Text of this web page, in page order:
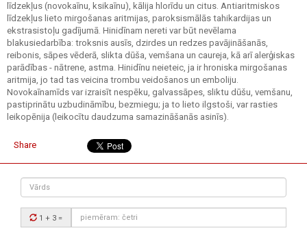
līdzekļus (novokaīnu, ksikaīnu), kālija hlorīdu un citus. Antiaritmiskos
līdzekļus lieto mirgošanas aritmijas, paroksismālās tahikardijas un
ekstrasistoļu gadījumā. Hinidīnam nereti var būt nevēlama
blakusiedarbība: troksnis ausīs, dzirdes un redzes pavājināšanās,
reibonis, sāpes vēderā, slikta dūša, vemšana un caureja, kā arī alerģiskas
parādības - nātrene, astma. Hinidīnu neieteic, ja ir hroniska mirgošanas
aritmija, jo tad tas veicina trombu veidošanos un emboliju.
Novokaīnamīds var izraisīt nespēku, galvassāpes, sliktu dūšu, vemšanu,
pastiprinātu uzbudināmību, bezmiegu; ja to lieto ilgstoši, var rasties
leikopēnija (leikocītu daudzuma samazināšanās asinīs).
Share
Vārds
Drošības
kods:
1 + 3 =